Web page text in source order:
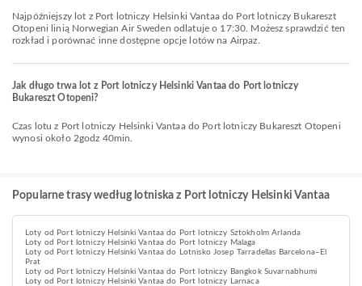
Najpóźniejszy lot z Port lotniczy Helsinki Vantaa do Port lotniczy Bukareszt
Otopeni linią Norwegian Air Sweden odlatuje o 17:30. Możesz sprawdzić ten
rozkład i porównać inne dostępne opcje lotów na Airpaz.
Jak długo trwa lot z Port lotniczy Helsinki Vantaa do Port lotniczy
Bukareszt Otopeni?
Czas lotu z Port lotniczy Helsinki Vantaa do Port lotniczy Bukareszt Otopeni
wynosi około 2godz 40min.
Popularne trasy według lotniska z Port lotniczy Helsinki Vantaa
Loty od Port lotniczy Helsinki Vantaa do Port lotniczy Sztokholm Arlanda
Loty od Port lotniczy Helsinki Vantaa do Port lotniczy Malaga
Loty od Port lotniczy Helsinki Vantaa do Lotnisko Josep Tarradellas Barcelona–El
Prat
Loty od Port lotniczy Helsinki Vantaa do Port lotniczy Bangkok Suvarnabhumi
Loty od Port lotniczy Helsinki Vantaa do Port lotniczy Larnaca